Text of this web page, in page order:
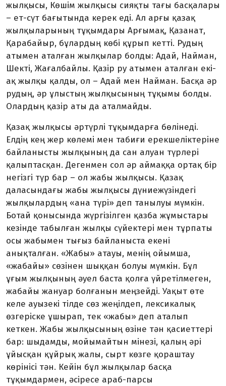
жылқысы, Көшім жыл­қысы сияқты тағы басқалары
– ет-сүт бағытында керек еді. Ал арғы қазақ
жылқыларының тұ­қым­­дары Арғымақ, Қазанат,
Қарабайыр, бұлардың көбі құрып кетті. Рудың
атымен аталған жыл­қы­лар болды: Адай, Найман,
Шекті, Жағалбайлы. Қазір ру атымен аталған екі-
ақ жылқы қалды, ол – Адай мен Найман. Басқа әр
рудың, әр ұлыстың жылқысының тұқымы болды.
Олардың қазір аты да аталмайды.
Қазақ жылқысы әртүрлі тұқым­дарға бөлінеді.
Елдің кең жер көлемі мен табиғи ерекше­ліктеріне
байланысты жылқының да сан алуан түрлері
қалыптасқан. Дегенмен сол әр аймаққа ортақ бір
негізгі түр бар – ол жабы жыл­қысы. Қазақ
даласындағы жабы жылқысы дүниежүзіндегі
жылқы­лардың «ана түрі» деп танылуы мүмкін.
Ботай қонысында жүргіз­ілген қазба жұмыстары
кезінде табылған жылқы сүйектері мен тұрпаты
осы жабымен тығыз байла­ныста екені
анықталған. «Жабы» атауы, менің ойымша,
«жабайы» сөзінен шыққан болуы мүмкін. Бұл
ұғым жылқының әуел баста қолға үйретілмеген,
жабайы жануар болғанын меңзейді. Уақыт өте
келе ауызекі тілде сөз жеңіл­деп, лексикалық
өзгеріске ұшыр­ап, тек «жабы» деп аталып
кеткен. Жабы жылқысының өзіне тән қасиеттері
бар: шыдамды, мойы­майтын мінезі, қалың әрі
ұйысқан құйрық жалы, сырт көзге қораш­тау
көрінісі тән. Кейін бұл жылқы­лар басқа
тұқымдармен, әсіресе араб-парсы